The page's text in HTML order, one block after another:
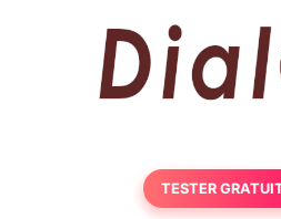
TESTER